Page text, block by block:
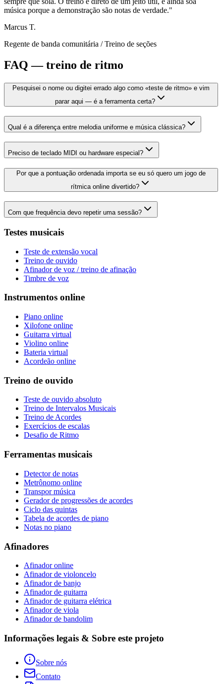
música porque a demonstração são notas de verdade."
Marcus T.
Regente de banda comunitária /Treino de seções
FAQ — treino de ritmo
Pesquisei o nome ou digitei errado algo como «teste de ritmo» e vim
parar aqui — é a ferramenta certa?
Qual é a diferença entre melodia uniforme e música clássica?
Preciso de teclado MIDI ou hardware especial?
Por que a pontuação ordenada importa se eu só quero um jogo de
rítmica online divertido?
Com que frequência devo repetir uma sessão?
Testes musicais
Teste de extensão vocal
Treino de ouvido
Afinador de voz / treino de afinação
Timbre de voz
Instrumentos online
Piano online
Xilofone online
Guitarra virtual
Violino online
Bateria virtual
Acordeão online
Treino de ouvido
Teste de ouvido absoluto
Treino de Intervalos Musicais
Treino de Acordes
Exercícios de escalas
Desafio de Ritmo
Ferramentas musicais
Detector de notas
Metrônomo online
Transpor música
Gerador de progressões de acordes
Ciclo das quintas
Tabela de acordes de piano
Notas no piano
Afinadores
Afinador online
Afinador de violoncelo
Afinador de banjo
Afinador de guitarra
Afinador de guitarra elétrica
Afinador de viola
Afinador de bandolim
Informações legais & Sobre este projeto
Sobre nós
Contato